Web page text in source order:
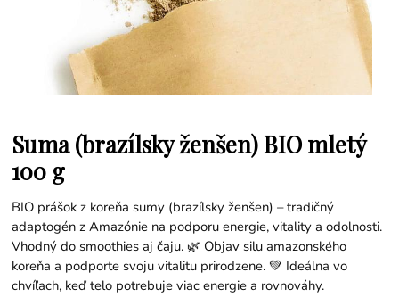
Suma (brazílsky ženšen) BIO mletý
100 g
BIO prášok z koreňa sumy (brazílsky ženšen) – tradičný
adaptogén z Amazónie na podporu energie, vitality a odolnosti.
Vhodný do smoothies aj čaju. 🌿 Objav silu amazonského
koreňa a podporte svoju vitalitu prirodzene. 💚 Ideálna vo
chvíľach, keď telo potrebuje viac energie a rovnováhy.